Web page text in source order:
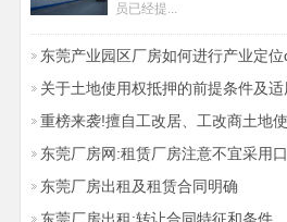
员已经提...
东莞产业园区厂房如何进行产业定
关于土地使用权抵押的前提条件及适
重榜来袭!擅自工改居、工改商土地
东莞厂房网:租赁厂房注意不宜采用
东莞厂房出租及租赁合同明确